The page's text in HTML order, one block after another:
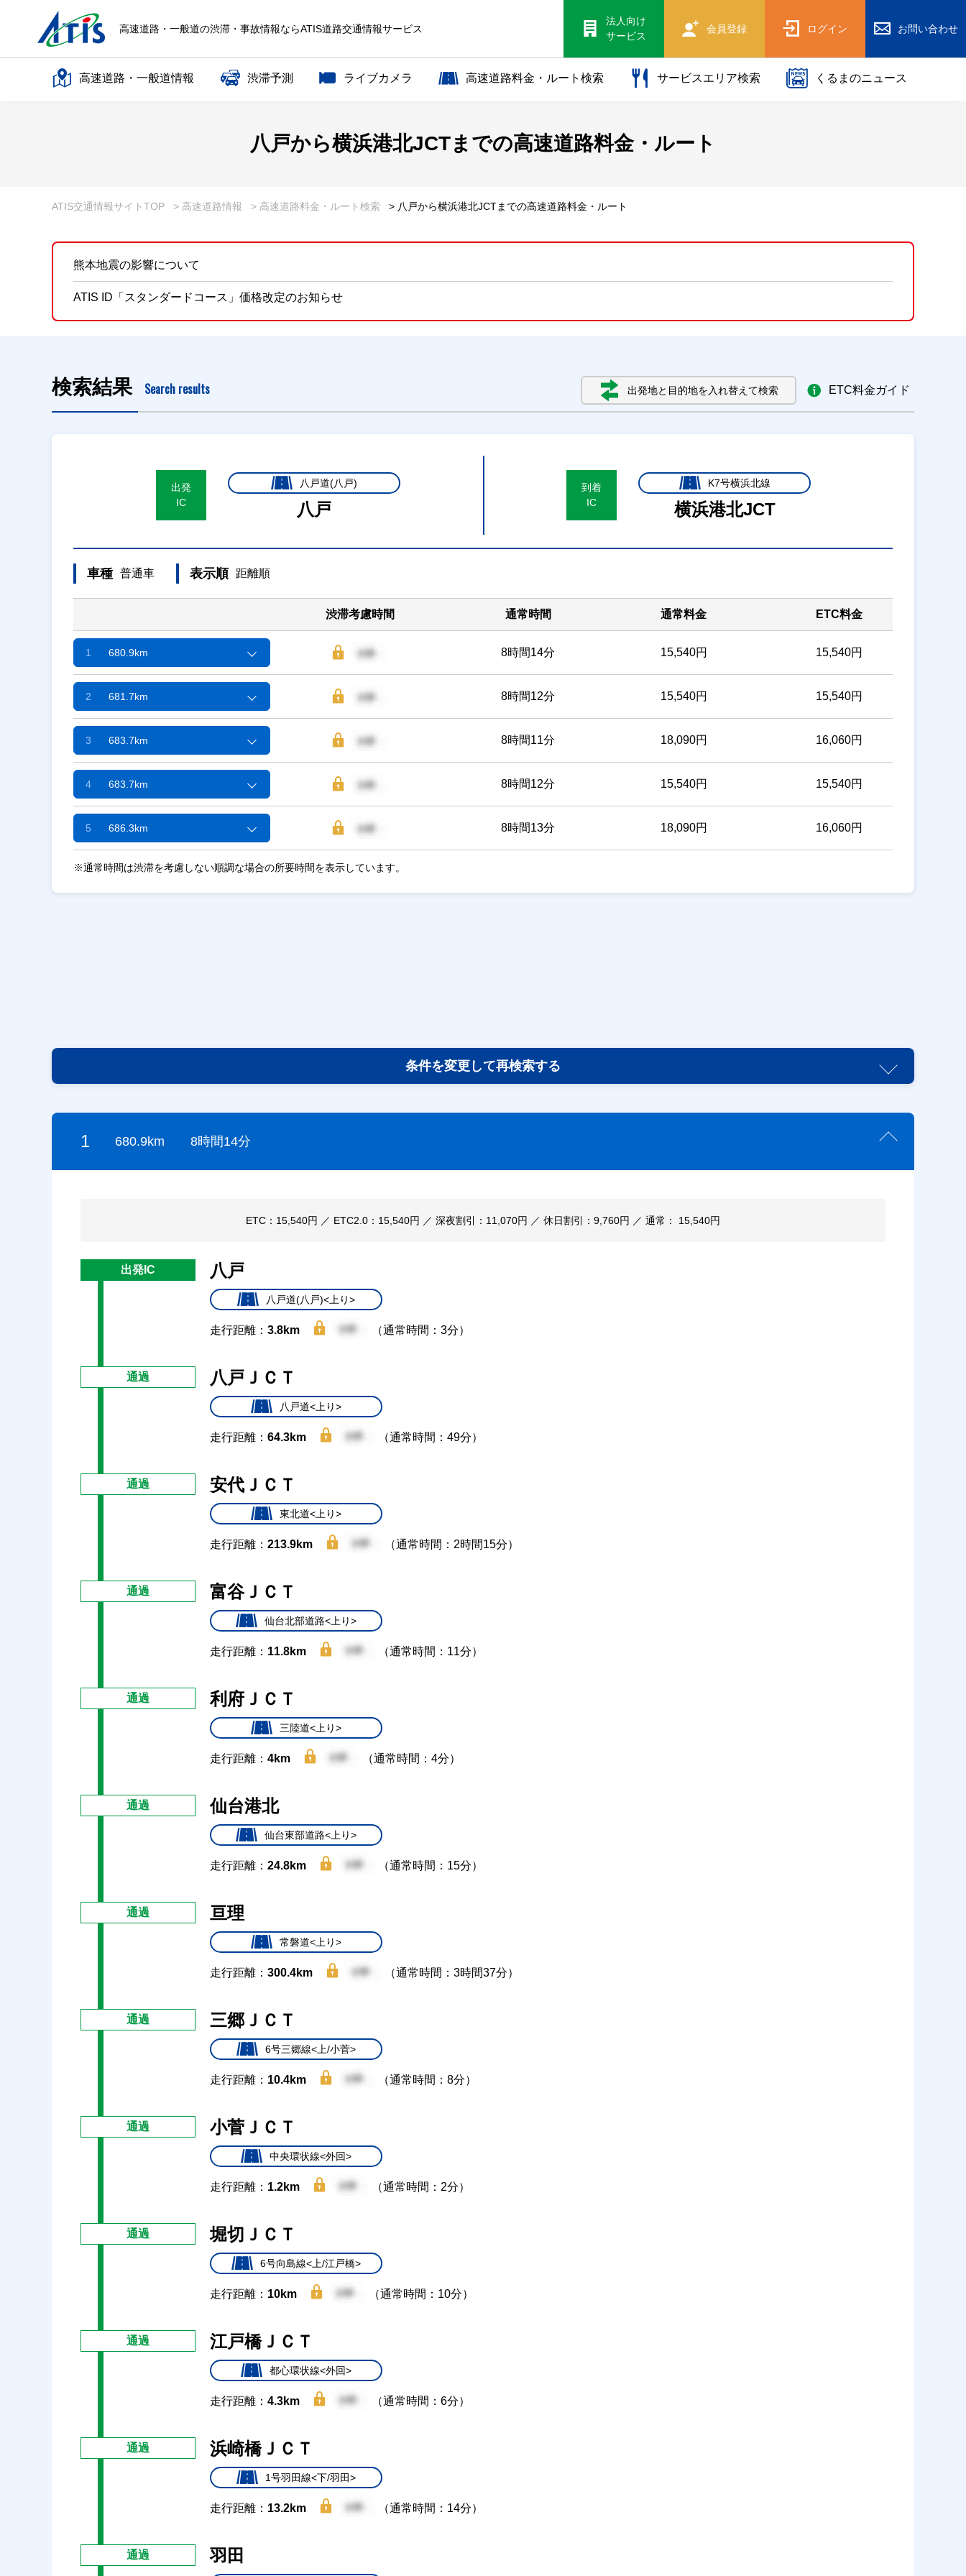
高速道路・一般道の渋滞・事故情報ならATIS道路交通情報サービス
法人向け
サービス
会員登録 ログイン お問い合わせ
高速道路・一般道情報 渋滞予測 ライブカメラ 高速道路料金・ルート検索 サービスエリア検索 くるまのニュース
八戸から横浜港北JCTまでの高速道路料金・ルート
ATIS交通情報サイトTOP > 高速道路情報 > 高速道路料金・ルート検索 > 八戸から横浜港北JCTまでの高速道路料金・ルート
熊本地震の影響について
ATIS ID「スタンダードコース」価格改定のお知らせ
検索結果 Search results 出発地と目的地を入れ替えて検索 ETC料金ガイド
出発
IC
八戸道(八戸)
八戸
到着
IC
K7号横浜北線
横浜港北JCT
車種 普通車 表示順 距離順
渋滞考慮時間 通常時間 通常料金 ETC料金
1 680.9km 8時間14分 15,540円 15,540円
2 681.7km 8時間12分 15,540円 15,540円
3 683.7km 8時間11分 18,090円 16,060円
4 683.7km 8時間12分 15,540円 15,540円
5 686.3km 8時間13分 18,090円 16,060円
※通常時間は渋滞を考慮しない順調な場合の所要時間を表示しています。
条件を変更して再検索する
1 680.9km 8時間14分
ETC：15,540円 ／ ETC2.0：15,540円 ／ 深夜割引：11,070円 ／ 休日割引：9,760円 ／ 通常： 15,540円
出発IC 八戸
八戸道(八戸)<上り>
走行距離： 3.8km （通常時間：3分）
通過 八戸ＪＣＴ
八戸道<上り>
走行距離： 64.3km （通常時間：49分）
通過 安代ＪＣＴ
東北道<上り>
走行距離： 213.9km （通常時間：2時間15分）
通過 富谷ＪＣＴ
仙台北部道路<上り>
走行距離： 11.8km （通常時間：11分）
通過 利府ＪＣＴ
三陸道<上り>
走行距離： 4km （通常時間：4分）
通過 仙台港北
仙台東部道路<上り>
走行距離： 24.8km （通常時間：15分）
通過 亘理
常磐道<上り>
走行距離： 300.4km （通常時間：3時間37分）
通過 三郷ＪＣＴ
6号三郷線<上/小菅>
走行距離： 10.4km （通常時間：8分）
通過 小菅ＪＣＴ
中央環状線<外回>
走行距離： 1.2km （通常時間：2分）
通過 堀切ＪＣＴ
6号向島線<上/江戸橋>
走行距離： 10km （通常時間：10分）
通過 江戸橋ＪＣＴ
都心環状線<外回>
走行距離： 4.3km （通常時間：6分）
通過 浜崎橋ＪＣＴ
1号羽田線<下/羽田>
走行距離： 13.2km （通常時間：14分）
通過 羽田